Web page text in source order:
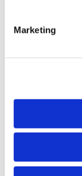
Marketing